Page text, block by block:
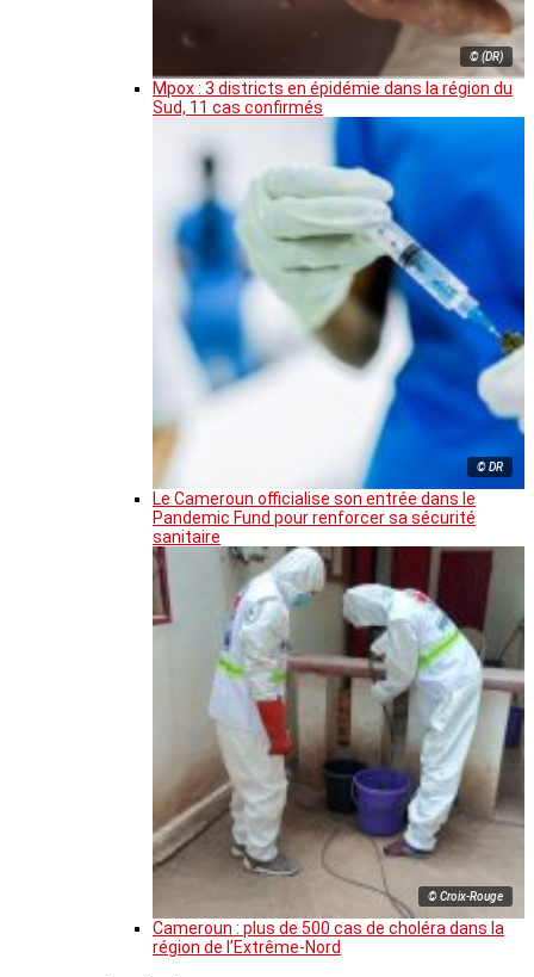
© (DR)
Mpox : 3 districts en épidémie dans la région du
Sud, 11 cas confirmés
© DR
Le Cameroun officialise son entrée dans le
Pandemic Fund pour renforcer sa sécurité
sanitaire
© Croix-Rouge
Cameroun : plus de 500 cas de choléra dans la
région de l’Extrême-Nord